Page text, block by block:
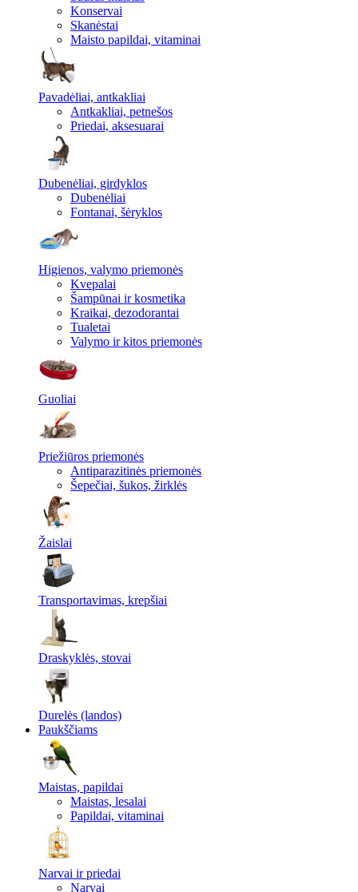
Konservai
Skanėstai
Maisto papildai, vitaminai
Pavadėliai, antkakliai
Antkakliai, petnešos
Priedai, aksesuarai
Dubenėliai, girdyklos
Dubenėliai
Fontanai, šėryklos
Higienos, valymo priemonės
Kvepalai
Šampūnai ir kosmetika
Kraikai, dezodorantai
Tualetai
Valymo ir kitos priemonės
Guoliai
Priežiūros priemonės
Antiparazitinės priemonės
Šepečiai, šukos, žirklės
Žaislai
Transportavimas, krepšiai
Draskyklės, stovai
Durelės (landos)
Paukščiams
Maistas, papildai
Maistas, lesalai
Papildai, vitaminai
Narvai ir priedai
Narvai